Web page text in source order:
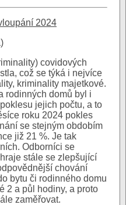
2024
covidových
což se týká i nejvíce
kriminality majetkové.
rodinných domů byl i
jejich počtu, a to
roku 2024 pokles
se stejným obdobím
již 21 %. Je tak
Odborníci se
stále se zlepšující
chování
bytu či rodinného domu
2 a půl hodiny, a proto
zaměřovat.